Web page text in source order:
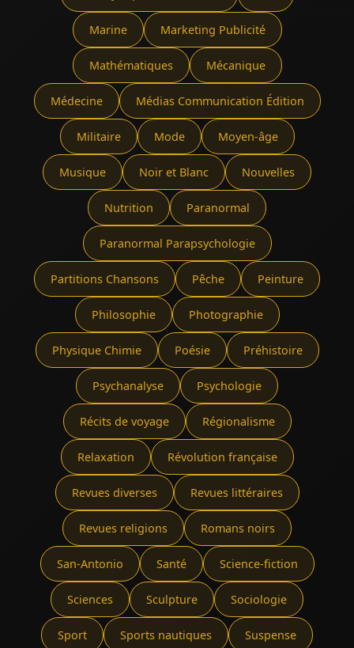
Marine Marketing Publicité
Mathématiques Mécanique
Médecine Médias Communication Édition
Militaire Mode Moyen-âge
Musique Noir et Blanc Nouvelles
Nutrition Paranormal
Paranormal Parapsychologie
Partitions Chansons Pêche Peinture
Philosophie Photographie
Physique Chimie Poésie Préhistoire
Psychanalyse Psychologie
Récits de voyage Régionalisme
Relaxation Révolution française
Revues diverses Revues littéraires
Revues religions Romans noirs
San-Antonio Santé Science-fiction
Sciences Sculpture Sociologie
Sport Sports nautiques Suspense